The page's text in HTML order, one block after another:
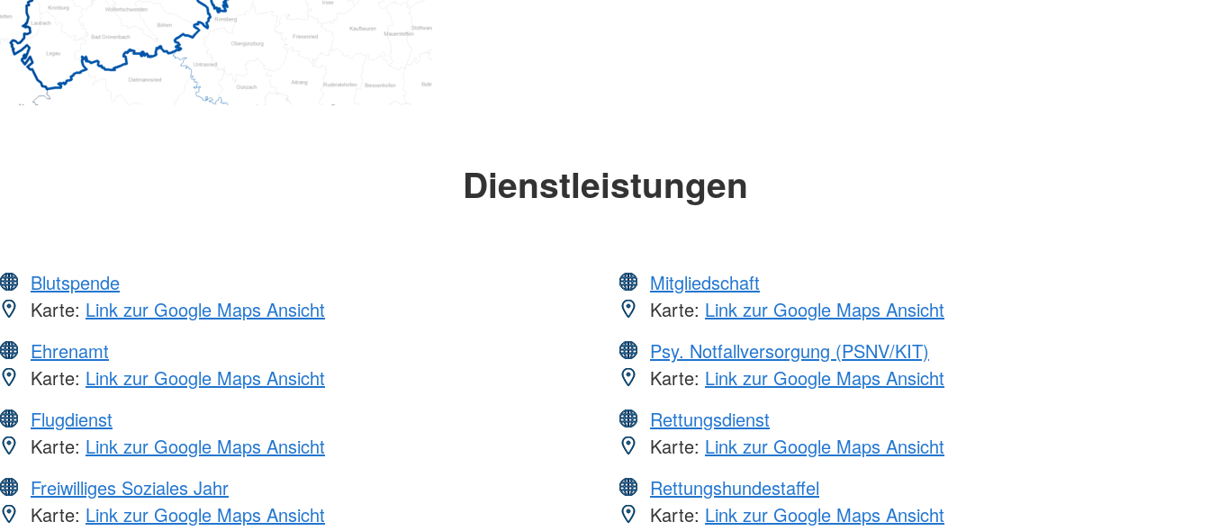
Dienstleistungen
Blutspende
Karte: Link zur Google Maps Ansicht
Ehrenamt
Karte: Link zur Google Maps Ansicht
Flugdienst
Karte: Link zur Google Maps Ansicht
Freiwilliges Soziales Jahr
Karte: Link zur Google Maps Ansicht
Mitgliedschaft
Karte: Link zur Google Maps Ansicht
Psy. Notfallversorgung (PSNV/KIT)
Karte: Link zur Google Maps Ansicht
Rettungsdienst
Karte: Link zur Google Maps Ansicht
Rettungshundestaffel
Karte: Link zur Google Maps Ansicht